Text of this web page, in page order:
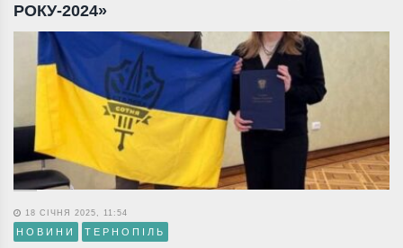
РОКУ-2024»
18 СІЧНЯ 2025, 11:54
НОВИНИ ТЕРНОПІЛЬ